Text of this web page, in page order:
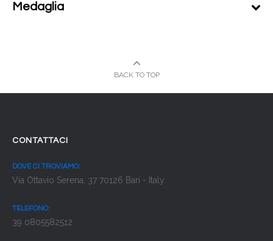
Medaglia
BACK TO TOP
CONTATTACI
DOVE CI TROVIAMO:
Via Ottavio Serena, 37 70126 Bari - Italy
TELEFONO:
39 0805582512